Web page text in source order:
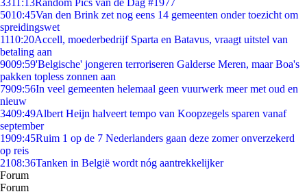
3311:13Random Pics van de Dag #1977
5010:45Van den Brink zet nog eens 14 gemeenten onder toezicht om
spreidingswet
1110:20Accell, moederbedrijf Sparta en Batavus, vraagt uitstel van
betaling aan
9009:59'Belgische' jongeren terroriseren Galderse Meren, maar Boa's
pakken topless zonnen aan
7909:56In veel gemeenten helemaal geen vuurwerk meer met oud en
nieuw
3409:49Albert Heijn halveert tempo van Koopzegels sparen vanaf
september
1909:45Ruim 1 op de 7 Nederlanders gaan deze zomer onverzekerd
op reis
2108:36Tanken in België wordt nóg aantrekkelijker
Forum
Forum